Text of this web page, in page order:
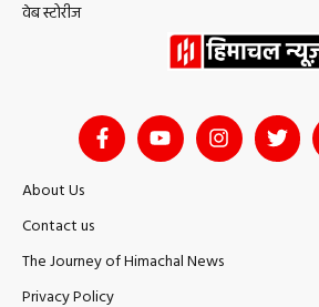
वेब स्टोरीज
About Us
Contact us
The Journey of Himachal News
Privacy Policy